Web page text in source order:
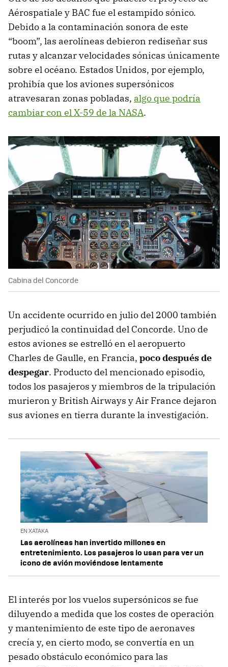
Aérospatiale y BAC fue el estampido sónico.
Debido a la contaminación sonora de este
“boom”, las aerolíneas debieron rediseñar sus
rutas y alcanzar velocidades sónicas únicamente
sobre el océano. Estados Unidos, por ejemplo,
prohibía que los aviones supersónicos
atravesaran zonas pobladas, algo que podría
cambiar con el X-59 de la NASA.
Cabina del Concorde
Un accidente ocurrido en julio del 2000 también
perjudicó la continuidad del Concorde. Uno de
estos aviones se estrelló en el aeropuerto
Charles de Gaulle, en Francia, poco después de
despegar. Producto del mencionado episodio,
todos los pasajeros y miembros de la tripulación
murieron y British Airways y Air France dejaron
sus aviones en tierra durante la investigación.
EN XATAKA
Las aerolíneas han invertido millones en
entretenimiento. Los pasajeros lo usan para ver un
icono de avión moviéndose lentamente
El interés por los vuelos supersónicos se fue
diluyendo a medida que los costes de operación
y mantenimiento de este tipo de aeronaves
crecía y, en cierto modo, se convertía en un
pesado obstáculo económico para las